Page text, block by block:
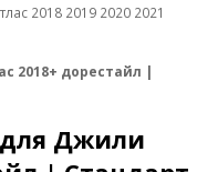
2018 2019 2020 2021
2018+ дорестайл |
Джили